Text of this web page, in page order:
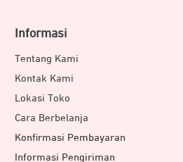
Informasi
Tentang Kami
Kontak Kami
Lokasi Toko
Cara Berbelanja
Konfirmasi Pembayaran
Informasi Pengiriman